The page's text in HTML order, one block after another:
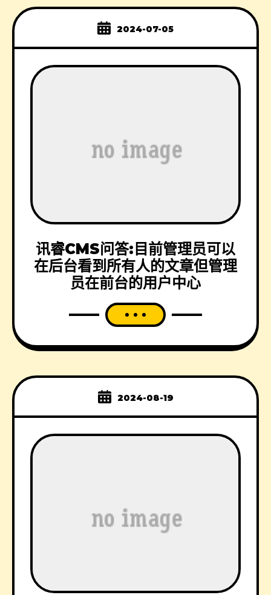
2024-07-05
讯睿CMS问答:目前管理员可以
在后台看到所有人的文章但管理
员在前台的用户中心
2024-08-19